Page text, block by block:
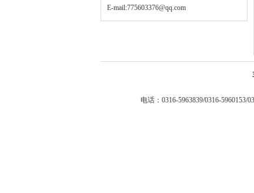
E-mail:775603376@qq.com
电话：0316-5963839/0316-5960153/